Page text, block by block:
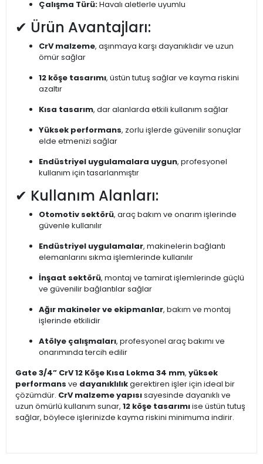
Çalışma Türü:Havalı aletlerle uyumlu
✔ Ürün Avantajları:
CrV malzeme, aşınmaya karşı dayanıklıdır ve uzun
ömür sağlar
12 köşe tasarımı, üstün tutuş sağlar ve kayma riskini
azaltır
Kısa tasarım, dar alanlarda etkili kullanım sağlar
Yüksek performans, zorlu işlerde güvenilir sonuçlar
elde etmenizi sağlar
Endüstriyel uygulamalara uygun, profesyonel
kullanım için tasarlanmıştır
✔ Kullanım Alanları:
Otomotiv sektörü, araç bakım ve onarım işlerinde
güvenle kullanılır
Endüstriyel uygulamalar, makinelerin bağlantı
elemanlarını sıkma işlemlerinde kullanılır
İnşaat sektörü, montaj ve tamirat işlemlerinde güçlü
ve güvenilir bağlantılar sağlar
Ağır makineler ve ekipmanlar, bakım ve montaj
işlerinde etkilidir
Atölye çalışmaları, profesyonel araç bakımı ve
onarımında tercih edilir
Gate 3/4” CrV 12 Köşe Kısa Lokma 34 mm, yüksek
performans ve dayanıklılıkgerektiren işler için ideal bir
çözümdür. CrV malzeme yapısısayesinde dayanıklı ve
uzun ömürlü kullanım sunar, 12 köşe tasarımıise üstün tutuş
sağlar, böylece işlerinizde kayma riskini minimuma indirir.